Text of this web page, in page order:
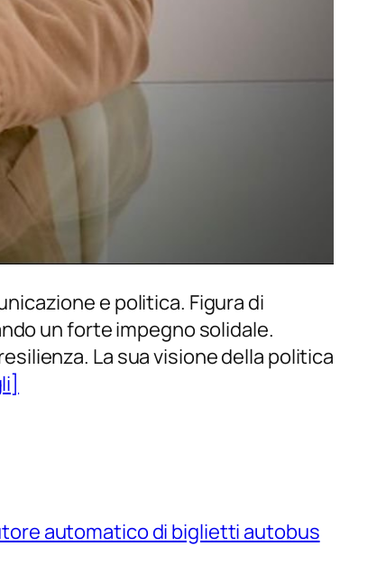
e politica. Figura di
un forte impegno solidale.
La sua visione della politica
automatico di biglietti autobus